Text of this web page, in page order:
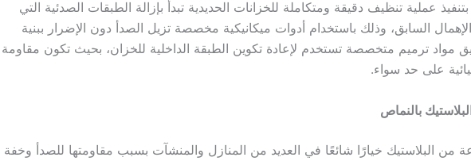
عملية تنظيف دقيقة ومتكاملة للخزانات الحديدية تبدأ بإزالة الطبقات الصدئية التي
السابق، وذلك باستخدام أدوات ميكانيكية مخصصة تزيل الصدأ دون الإضرار ببنية
مواد ترميم متخصصة تستخدم لإعادة تكوين الطبقة الداخلية للخزان، بحيث تكون مقاومة
على حد سواء.
بالنماص
من البلاستيك خيارًا شائعًا في العديد من المنازل والمنشآت بسبب مقاومتها للصدأ وخفة